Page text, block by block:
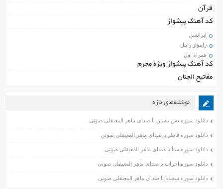
قرآن
کد آهنگ پیشواز
ایرانسل
راینواز رایتل
همراه اول
کد آهنگ پیشواز ویژه محرم
مفاتیح الجنان
نوشته‌های تازه
دانلود سوره یس یاسین با صدای ماهر المعیقلی صوتی
دانلود سوره فاطر با صدای ماهر المعیقلی صوتی
دانلود سوره سبأ با صدای ماهر المعیقلی صوتی
دانلود سوره احزاب با صدای ماهر المعیقلی صوتی
دانلود سوره سجده با صدای ماهر المعیقلی صوتی